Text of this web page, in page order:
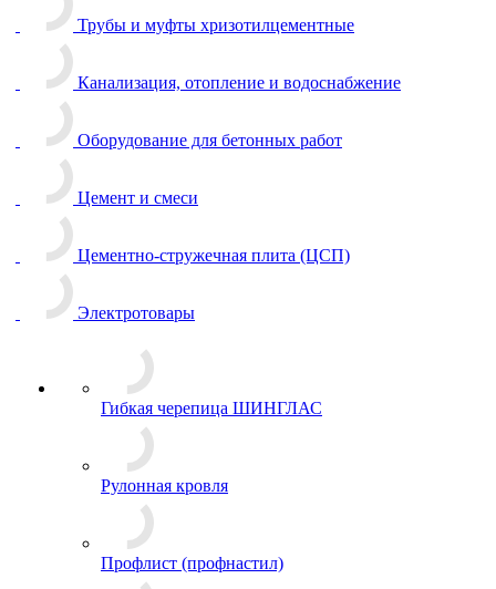
Трубы и муфты хризотилцементные
Канализация, отопление и водоснабжение
Оборудование для бетонных работ
Цемент и смеси
Цементно-стружечная плита (ЦСП)
Электротовары
Гибкая черепица ШИНГЛАС
Рулонная кровля
Профлист (профнастил)